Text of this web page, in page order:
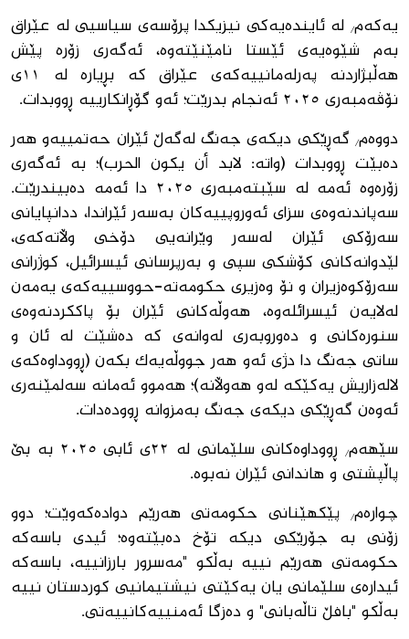
یەکەم/ لە ئایندەیەکی نیزیکدا پرۆسەی سیاسیی لە عێراق
بەم شێوەیەی ئێستا نامێنێتەوە، ئەگەری زۆرە پێش
هەڵبژاردنە پەرلەمانییەکەی عێراق کە بڕیارە لە ١١ی
نۆڤەمبەری ٢٠٢٥ ئەنجام بدرێت؛ ئەو گۆڕانکارییە ڕووبدات.
دووەم/ گەڕێکی دیکەی جەنگ لەگەڵ ئێران حەتمییەو هەر
دەبێت ڕووبدات (واتە: لابد أن يكون الحرب)؛ بە ئەگەری
زۆرەوە ئەمە لە سێبتەمبەری ٢٠٢٥ دا ئەمە دەبیندرێت.
سەپاندنەوەی سزای ئەوروپییەکان بەسەر ئێراندا، ددانپایانی
سەرۆکی ئێران لەسەر وێرانەیی دۆخی وڵاتەکەی،
لێدوانەکانی کۆشکی سپی و بەرپرسانی ئیسرائیل، کوژرانی
سەرۆکوەزیران و نۆ وەزیری حکومەتە-حووسییەکەی یەمەن
لەلایەن ئیسرائلەوە، هەوڵەکانی ئێران بۆ پاککردنەوەی
سنورەکانی و دەوروبەری لەوانەی کە دەشێت لە ئان و
ساتی جەنگ دا دژی ئەو هەر جووڵەیەک بکەن (ڕووداوەکەی
لالەزاریش یەکێکە لەو هەوڵانە)؛ هەموو ئەمانە سەلمێنەری
ئەوەن گەڕێکی دیکەی جەنگ بەمزوانە ڕوودەدات.
سێهەم/ ڕووداوەکانی سلێمانی لە ٢٢ی ئابی ٢٠٢٥ بە بێ
پاڵپشتی و هاندانی ئێران نەبوە.
چوارەم/ پێکهێنانی حکومەتی هەرێم دوادەکەوێت؛ دوو
زۆنی بە جۆرێکی دیکە تۆخ دەبێتەوە؛ ئیدی باسەکە
حکومەتی هەرێم نییە بەڵکو "مەسرور بارزانییە، باسەکە
ئیدارەی سلێمانی یان یەکێتی نیشتیمانیی کوردستان نییە
بەڵکو "بافڵ تاڵەبانی" و دەزگا ئەمنییەکانییەتی.